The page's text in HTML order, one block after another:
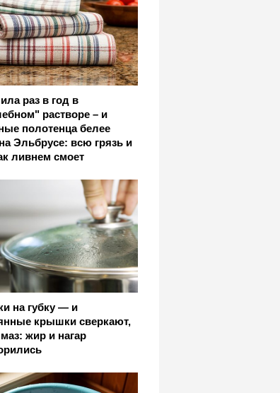
раз в год в
растворе – и
полотенца белее
Эльбрусе: всю грязь и
ливнем смоет
на губку — и
крышки сверкают,
жир и нагар